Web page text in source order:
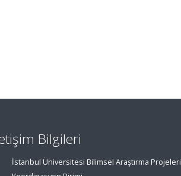
Bilgileri
İstanbul Üniversitesi Bilimsel Araştırma Projeleri